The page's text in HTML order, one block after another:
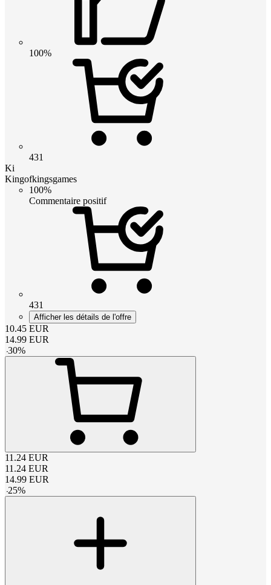
100%
431
Ki
Kingofkingsgames
100%
Commentaire positif
431
Afficher les détails de l'offre
10.45 EUR
14.99 EUR
-30%
11.24 EUR
11.24 EUR
14.99 EUR
-25%